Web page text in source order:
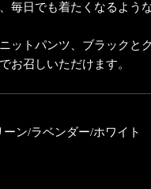
毎日でも着たくなるよう
ットパンツ、ブラックと
お召しいただけます。
ン/ラベンダー/ホワイト